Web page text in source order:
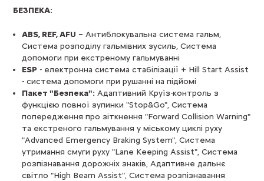
БЕЗПЕКА:
ABS, REF, AFU – Антиблокувальна система гальм,
Cистема розподілу гальмівних зусиль, Система
допомоги при екстреному гальмуванні
ESP - електронна система стабілізації + Hill Start Assist
- система допомоги при рушанні на підйомі
Пакет "Безпека": Адаптивний Круїз-контроль з
функцією повної зупинки "Stop&Go", Система
попередження про зіткнення "Forward Collision Warning"
та екстреного гальмування у міському циклі руху
"Advanced Emergency Braking System", Система
утримання смуги руху "Lane Keeping Assist", Система
розпізнавання дорожніх знаків, Адаптивне дальнє
світло "High Beam Assist", Система розпізнавання